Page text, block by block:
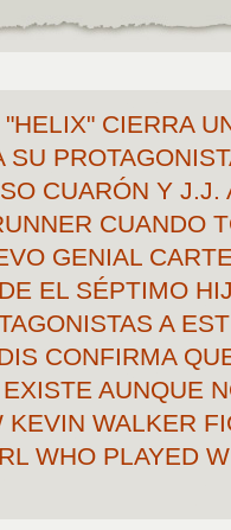
"HELIX" CIERRA
SU
CUARÓN Y J.J.
CUANDO
GENIAL
EL SÉPTIMO
A
CONFIRMA
AUNQUE
KEVIN WALKER
WHO PLAYED